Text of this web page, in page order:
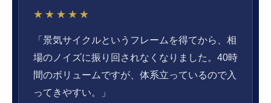
★★★★★
「景気サイクルというフレームを得てから、相
場のノイズに振り回されなくなりました。40時
間のボリュームですが、体系立っているので入
ってきやすい。」